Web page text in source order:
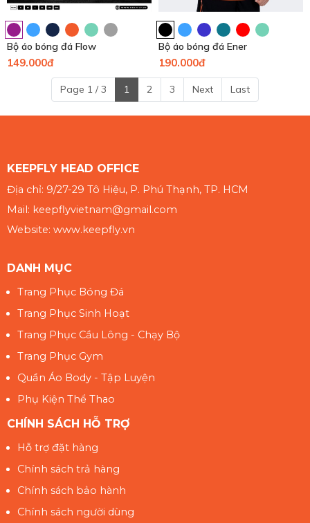
Bộ áo bóng đá Flow
149.000đ
Bộ áo bóng đá Ener
190.000đ
Page 1 / 3 1 2 3 Next Last
KEEPFLY HEAD OFFICE
Địa chỉ: 9/27-29 Tô Hiệu, P. Phú Thạnh, TP. HCM
Mail: keepflyvietnam@gmail.com
Website: www.keepfly.vn
DANH MỤC
Trang Phục Bóng Đá
Trang Phục Sinh Hoạt
Trang Phục Cầu Lông - Chạy Bộ
Trang Phục Gym
Quần Áo Body - Tập Luyện
Phụ Kiện Thể Thao
CHÍNH SÁCH HỖ TRỢ
Hỗ trợ đặt hàng
Chính sách trả hàng
Chính sách bảo hành
Chính sách người dùng